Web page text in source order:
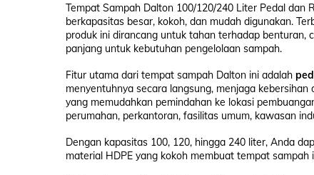
Tempat Sampah Dalton 100/120/240 Liter Pedal
berkapasitas besar, kokoh, dan mudah digunakan.
produk ini dirancang untuk tahan terhadap benturan,
panjang untuk kebutuhan pengelolaan sampah.
Fitur utama dari tempat sampah Dalton ini adalah
menyentuhnya secara langsung, menjaga
yang memudahkan pemindahan ke lokasi
perumahan, perkantoran, fasilitas umum, kawasan
Dengan kapasitas 100, 120, hingga 240 liter, Anda
material HDPE yang kokoh membuat tempat